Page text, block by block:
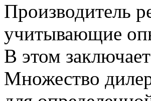
Производитель
учитывающие
В этом
Множество